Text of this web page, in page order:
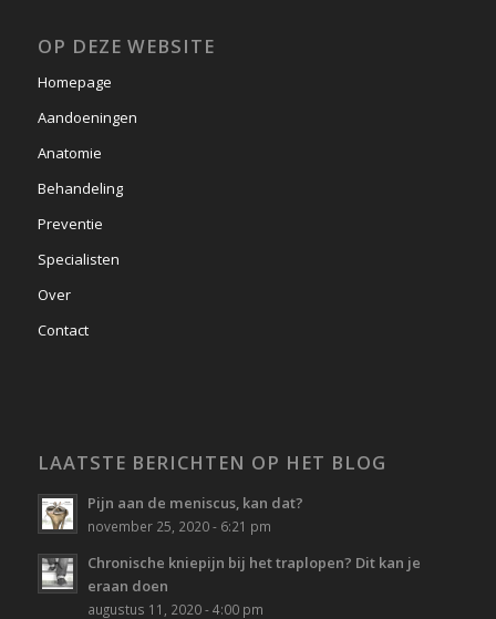
OP DEZE WEBSITE
Homepage
Aandoeningen
Anatomie
Behandeling
Preventie
Specialisten
Over
Contact
LAATSTE BERICHTEN OP HET BLOG
Pijn aan de meniscus, kan dat?
november 25, 2020 - 6:21 pm
Chronische kniepijn bij het traplopen? Dit kan je
eraan doen
augustus 11, 2020 - 4:00 pm